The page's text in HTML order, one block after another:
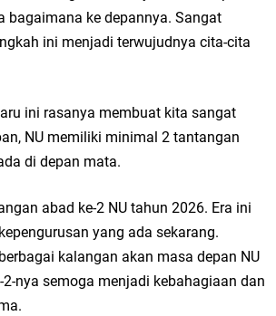
bagaimana ke depannya. Sangat
ini menjadi terwujudnya cita-cita
ini rasanya membuat kita sangat
NU memiliki minimal 2 tantangan
di depan mata.
abad ke-2 NU tahun 2026. Era ini
yang ada sekarang.
kalangan akan masa depan NU
nya semoga menjadi kebahagiaan dan